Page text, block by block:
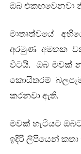
ඔබ එකඟවෙනවා
මාතෘත්වයේ
අරමුණ අමතක
විටයි. ඔබ මවක්
කොයිතරම්
කරනවා ඇති.
මවක් හැටියට
ඉදිරි ලිපියෙන් කතා